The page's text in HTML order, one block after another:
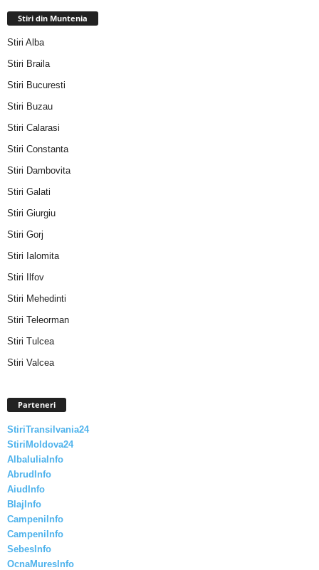
Stiri din Muntenia
Stiri Alba
Stiri Braila
Stiri Bucuresti
Stiri Buzau
Stiri Calarasi
Stiri Constanta
Stiri Dambovita
Stiri Galati
Stiri Giurgiu
Stiri Gorj
Stiri Ialomita
Stiri Ilfov
Stiri Mehedinti
Stiri Teleorman
Stiri Tulcea
Stiri Valcea
Parteneri
StiriTransilvania24
StiriMoldova24
AlbaIuliaInfo
AbrudInfo
AiudInfo
BlajInfo
CampeniInfo
CampeniInfo
SebesInfo
OcnaMuresInfo